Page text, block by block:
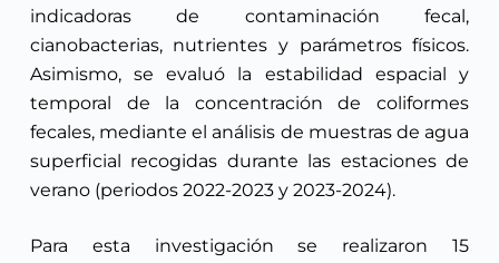
indicadoras de contaminación fecal,
cianobacterias, nutrientes y parámetros físicos.
Asimismo, se evaluó la estabilidad espacial y
temporal de la concentración de coliformes
fecales, mediante el análisis de muestras de agua
superficial recogidas durante las estaciones de
verano (periodos 2022-2023 y 2023-2024).
Para esta investigación se realizaron 15